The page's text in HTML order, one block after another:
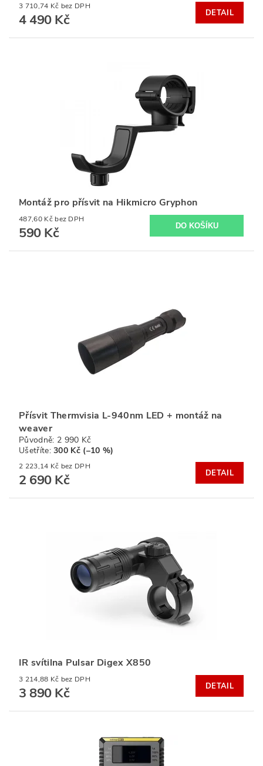
3 710,74 Kč bez DPH
4 490 Kč DETAIL
Montáž pro přísvit na Hikmicro Gryphon
487,60 Kč bez DPH
590 Kč
Přísvit Thermvisia L-940nm LED + montáž na
weaver
Původně: 2 990 Kč
Ušetříte:300 Kč (–10 %)
2 223,14 Kč bez DPH
2 690 Kč DETAIL
IR svítilna Pulsar Digex X850
3 214,88 Kč bez DPH
3 890 Kč DETAIL